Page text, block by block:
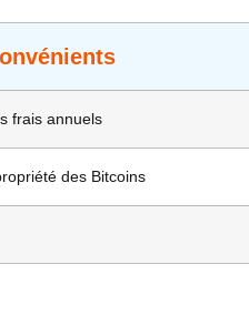
frais annuels
des Bitcoins